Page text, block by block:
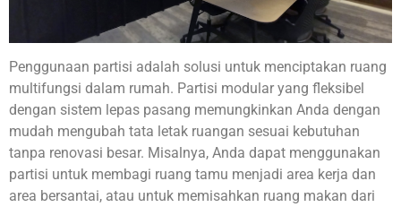
Penggunaan partisi adalah solusi untuk menciptakan ruang
multifungsi dalam rumah. Partisi modular yang fleksibel
dengan sistem lepas pasang memungkinkan Anda dengan
mudah mengubah tata letak ruangan sesuai kebutuhan
tanpa renovasi besar. Misalnya, Anda dapat menggunakan
partisi untuk membagi ruang tamu menjadi area kerja dan
area bersantai, atau untuk memisahkan ruang makan dari